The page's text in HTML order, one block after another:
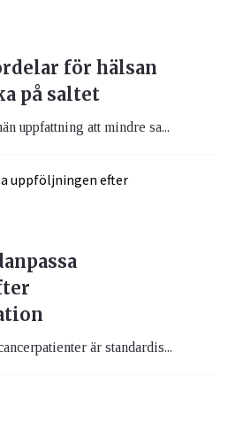
för hälsan
på saltet
uppfattning att mindre sa...
är standardis...